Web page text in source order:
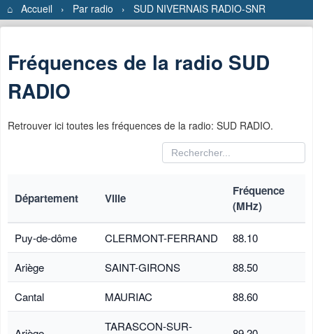
⌂ Accueil › Par radio › SUD NIVERNAIS RADIO-SNR
Fréquences de la radio SUD
RADIO
Retrouver ici toutes les fréquences de la radio: SUD RADIO.
Département Ville
Fréquence
(MHz)
Puy-de-dôme CLERMONT-FERRAND
88.10
Ariège
SAINT-GIRONS
88.50
Cantal
MAURIAC 88.60
TARASCON-SUR-